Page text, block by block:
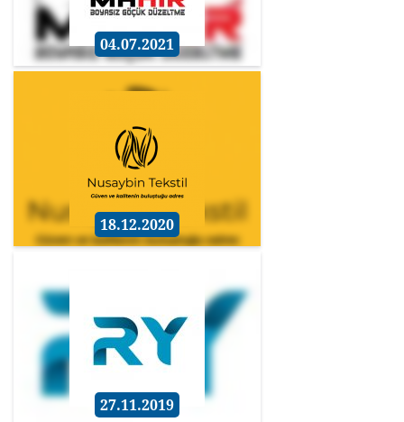
04.07.2021
18.12.2020
27.11.2019